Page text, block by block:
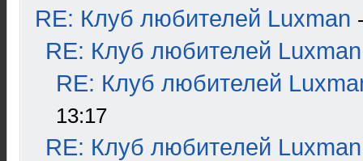
RE: Клуб любителей Luxman
RE: Клуб любителей Luxman
RE: Клуб любителей
13:17
RE: Клуб любителей Luxman